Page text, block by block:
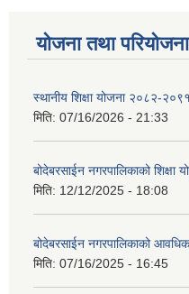
योजना तथा परियोजना
स्थानीय शिक्षा योजना २०८२-२०९१
मिति: 07/16/2026 - 21:33
बोदेबरसाईन नगरपालिकाको शिक्षा
मिति: 12/12/2025 - 18:08
बोदेबरसाईन नगरपालिकाको
मिति: 07/16/2025 - 16:45